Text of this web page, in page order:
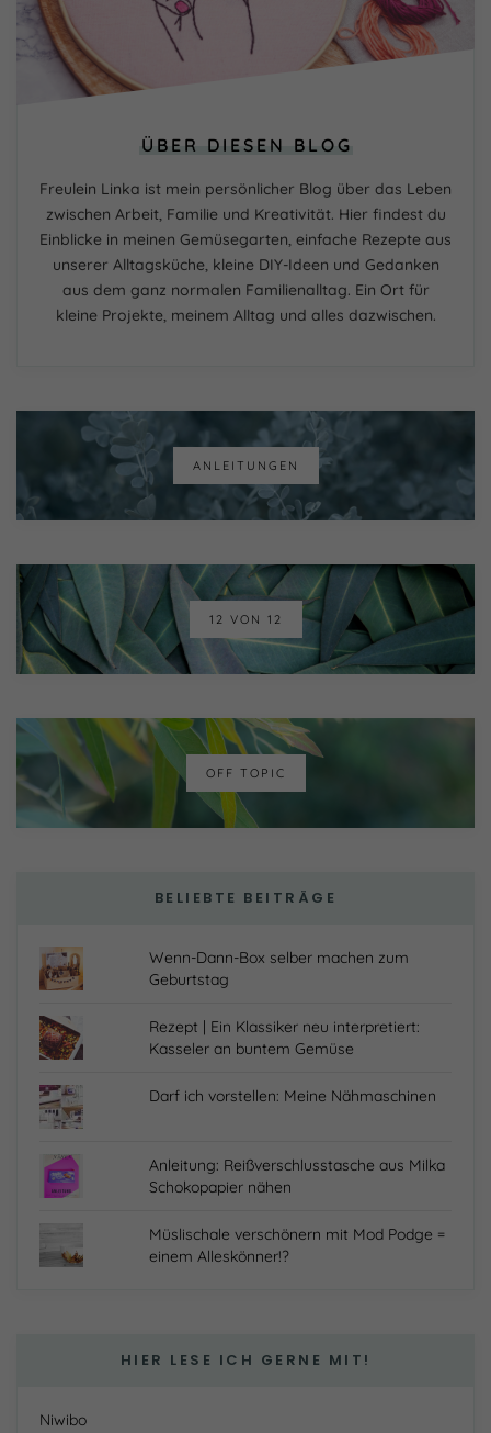
ÜBER DIESEN BLOG
Freulein Linka ist mein persönlicher Blog über das Leben
zwischen Arbeit, Familie und Kreativität. Hier findest du
Einblicke in meinen Gemüsegarten, einfache Rezepte aus
unserer Alltagsküche, kleine DIY-Ideen und Gedanken
aus dem ganz normalen Familienalltag. Ein Ort für
kleine Projekte, meinem Alltag und alles dazwischen.
ANLEITUNGEN
12 VON 12
OFF TOPIC
BELIEBTE BEITRÄGE
Wenn-Dann-Box selber machen zum
Geburtstag
Rezept | Ein Klassiker neu interpretiert:
Kasseler an buntem Gemüse
Darf ich vorstellen: Meine Nähmaschinen
Anleitung: Reißverschlusstasche aus Milka
Schokopapier nähen
Müslischale verschönern mit Mod Podge =
einem Alleskönner!?
HIER LESE ICH GERNE MIT!
Niwibo